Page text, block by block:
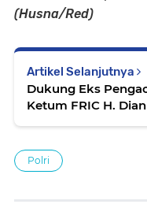
(Husna/Red)
Artikel Selanjutnya
Dukung Eks
Ketum FRIC H.
Polri